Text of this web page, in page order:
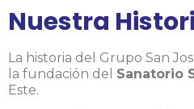
Nuestra
La historia del Grupo San
la fundación del Sanatorio
Este.